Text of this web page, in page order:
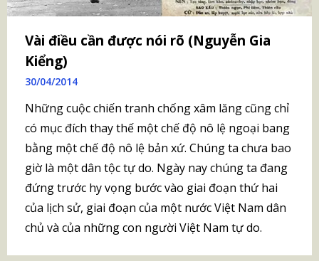
Vài điều cần được nói rõ (Nguyễn Gia
Kiểng)
30/04/2014
Những cuộc chiến tranh chống xâm lăng cũng chỉ
có mục đích thay thế một chế độ nô lệ ngoại bang
bằng một chế độ nô lệ bản xứ. Chúng ta chưa bao
giờ là một dân tộc tự do. Ngày nay chúng ta đang
đứng trước hy vọng bước vào giai đoạn thứ hai
của lịch sử, giai đoạn của một nước Việt Nam dân
chủ và của những con người Việt Nam tự do.